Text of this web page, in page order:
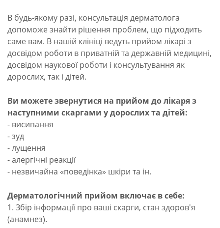
В будь-якому разі, консультація дерматолога
допоможе знайти рішення проблем, що підходить
саме вам. В нашій клініці ведуть прийом лікарі з
досвідом роботи в приватній та державній медицині,
досвідом наукової роботи і консультування як
дорослих, так і дітей.
Ви можете звернутися на прийом до лікаря з
наступними скаргами у дорослих та дітей:
- висипання
- зуд
- лущення
- алергічні реакції
- незвичайна «поведінка» шкіри та ін.
Дерматологічний прийом включає в себе:
1. Збір інформації про ваші скарги, стан здоров'я
(анамнез).